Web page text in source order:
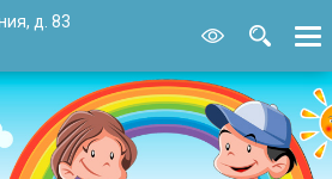
Версия для
д. 83